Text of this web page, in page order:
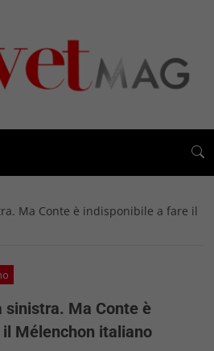
Ma Conte è indisponibile a fare il
sinistra. Ma Conte è
Mélenchon italiano